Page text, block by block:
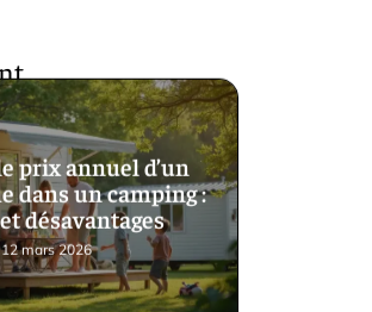
prix annuel d’un
dans un camping :
désavantages
12 mars 2026